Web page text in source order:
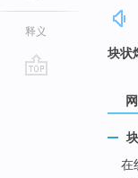
释义
块状
在